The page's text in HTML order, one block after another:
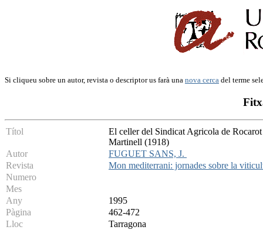
Si cliqueu sobre un autor, revista o descriptor us farà una nova cerca del terme
Títol
El celler del Sindicat Agricola de
Martinell (1918)
Autor
FUGUET SANS, J.
Revista
Mon mediterrani: jornades sobre la
Numero
Mes
Any
1995
Pàgina
462-472
Lloc
Tarragona